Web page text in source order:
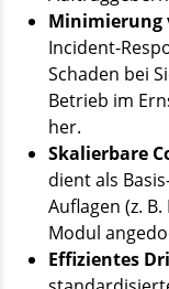
Minimierung
Incident-
Schaden bei
Betrieb im
her.
Skalierbare
dient als
Auflagen (z.
Modul
Effizientes